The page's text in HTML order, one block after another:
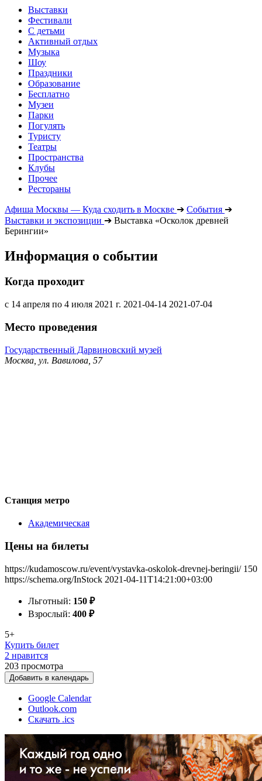
Выставки
Фестивали
С детьми
Активный отдых
Музыка
Шоу
Праздники
Образование
Бесплатно
Музеи
Парки
Погулять
Туристу
Театры
Пространства
Клубы
Прочее
Рестораны
Афиша Москвы — Куда сходить в Москве ➔ События ➔
Выставки и экспозиции ➔ Выставка «Осколок древней
Берингии»
Информация о событии
Когда проходит
с 14 апреля по 4 июля 2021 г. 2021-04-14 2021-07-04
Место проведения
Государственный Дарвиновский музей
Москва, ул. Вавилова, 57
Станция метро
Академическая
Цены на билеты
https://kudamoscow.ru/event/vystavka-oskolok-drevnej-beringii/ 150
https://schema.org/InStock 2021-04-11T14:21:00+03:00
Льготный: 150 ₽
Взрослый: 400 ₽
5+
Купить билет
2 нравится
203 просмотра
Добавить в календарь
Google Calendar
Outlook.com
Скачать .ics